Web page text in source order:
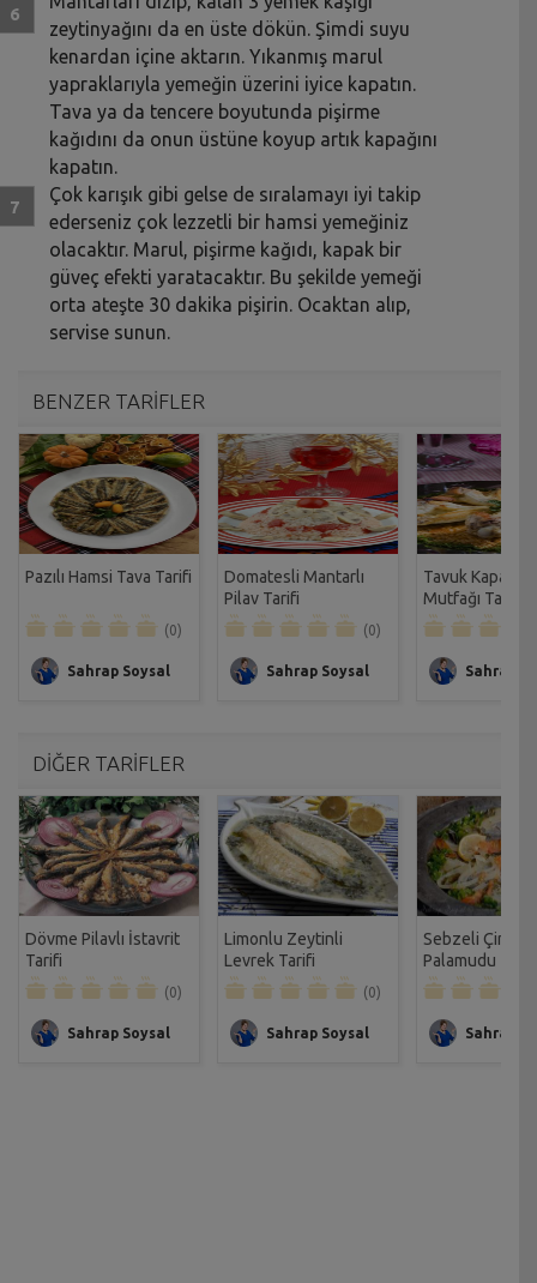
zeytinyağını da en üste dökün. Şimdi suyu
kenardan içine aktarın. Yıkanmış marul
yapraklarıyla yemeğin üzerini iyice kapatın.
Tava ya da tencere boyutunda pişirme
kağıdını da onun üstüne koyup artık kapağını
kapatın.
Çok karışık gibi gelse de sıralamayı iyi takip
ederseniz çok lezzetli bir hamsi yemeğiniz
olacaktır. Marul, pişirme kağıdı, kapak bir
güveç efekti yaratacaktır. Bu şekilde yemeği
orta ateşte 30 dakika pişirin. Ocaktan alıp,
servise sunun.
BENZER TARİFLER
Pazılı Hamsi Tava Tarifi
(0)
Sahrap Soysal
Domatesli Mantarlı
Pilav Tarifi
(0)
Sahrap Soysal
Tavuk
Mutfağı Tarifi
Sahrap
DİĞER TARİFLER
Dövme Pilavlı İstavrit
Tarifi
(0)
Sahrap Soysal
Limonlu Zeytinli
Levrek Tarifi
(0)
Sahrap Soysal
Sebzeli
Palamudu Tarifi
Sahrap